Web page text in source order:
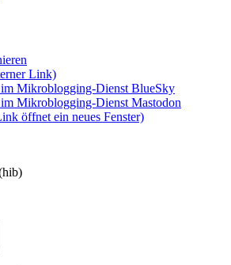
Link)
Mikroblogging-Dienst BlueSky
Mikroblogging-Dienst Mastodon
öffnet ein neues Fenster)